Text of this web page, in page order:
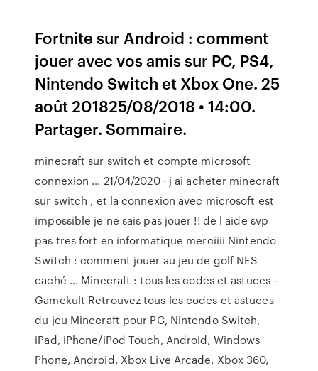
Fortnite sur Android : comment
jouer avec vos amis sur PC, PS4,
Nintendo Switch et Xbox One. 25
août 201825/08/2018 • 14:00.
Partager. Sommaire.
minecraft sur switch et compte microsoft
connexion ... 21/04/2020 · j ai acheter minecraft
sur switch , et la connexion avec microsoft est
impossible je ne sais pas jouer !! de l aide svp
pas tres fort en informatique merciiii Nintendo
Switch : comment jouer au jeu de golf NES
caché ... Minecraft : tous les codes et astuces -
Gamekult Retrouvez tous les codes et astuces
du jeu Minecraft pour PC, Nintendo Switch,
iPad, iPhone/iPod Touch, Android, Windows
Phone, Android, Xbox Live Arcade, Xbox 360,